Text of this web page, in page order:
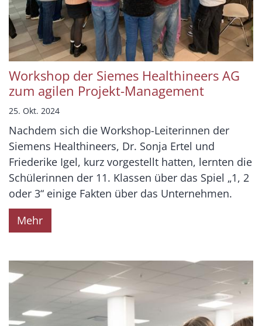
Workshop der Siemes Healthineers AG
zum agilen Projekt-Management
25. Okt. 2024
Nachdem sich die Workshop-Leiterinnen der
Siemens Healthineers, Dr. Sonja Ertel und
Friederike Igel, kurz vorgestellt hatten, lernten die
Schülerinnen der 11. Klassen über das Spiel „1, 2
oder 3“ einige Fakten über das Unternehmen.
Mehr